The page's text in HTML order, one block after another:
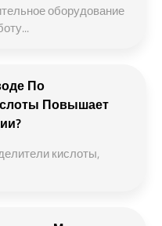
оборудование
По
Повышает
кислоты,